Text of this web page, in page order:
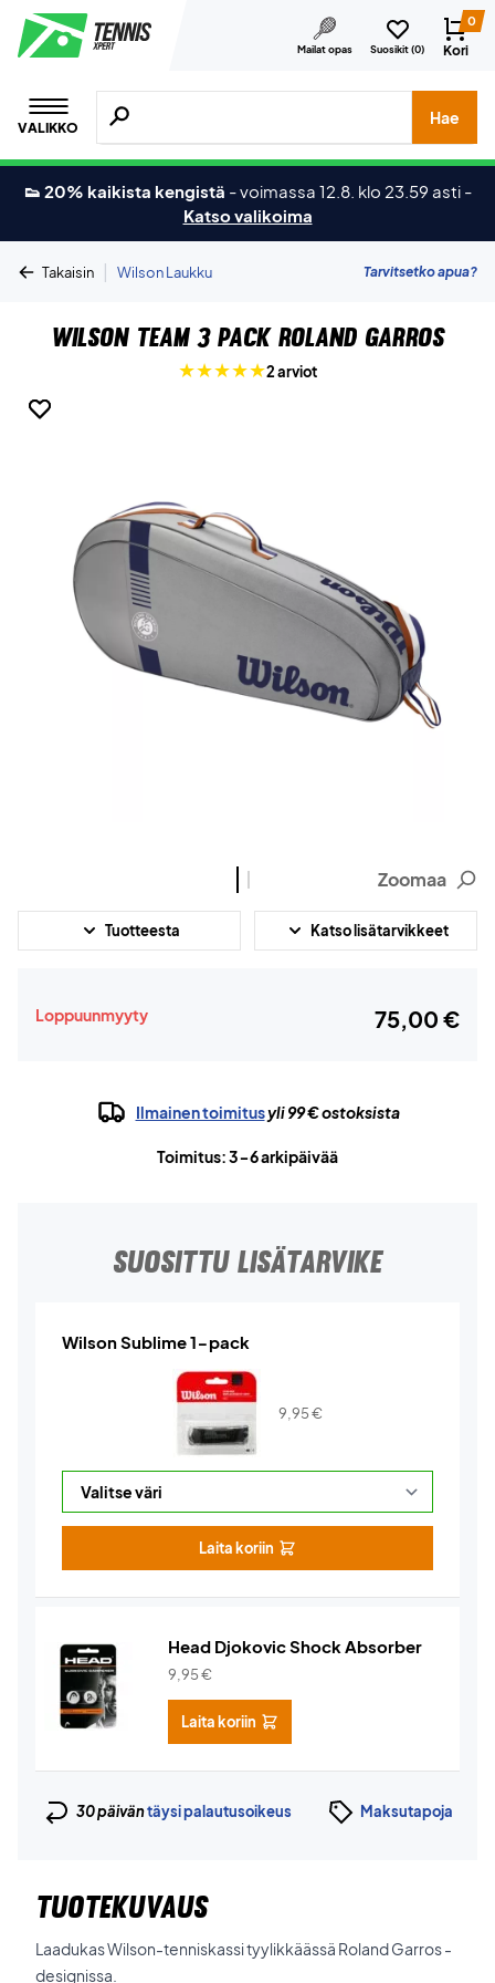
Mailat opas Suosikit (0)
0
Kori
VALIKKO
Hae tuotteita, merkkejä jne.
Hae
👟 20% kaikista kengistä -voimassa 12.8. klo 23.59 asti -
Katso valikoima
Takaisin | Wilson Laukku Tarvitsetko apua?
Wilson Team 3 Pack Roland Garros
2 arviot
Zoomaa
Tuotteesta Katso lisätarvikkeet
Loppuunmyyty 75,00 €
Ilmainen toimitusyli 99 € ostoksista
Toimitus: 3-6 arkipäivää
SUOSITTU LISÄTARVIKE
Wilson Sublime 1-pack
9,95€
Laita koriin
Head Djokovic Shock Absorber
9,95€
Laita koriin
30 päiväntäysi palautusoikeus Maksutapoja
TUOTEKUVAUS
Laadukas Wilson-tenniskassi tyylikkäässä Roland Garros -
designissa.